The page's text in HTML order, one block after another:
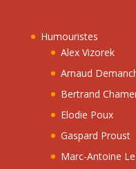
Humouristes
Alex Vizorek
Arnaud
Bertrand
Elodie Poux
Gaspard Proust
Marc-Antoine